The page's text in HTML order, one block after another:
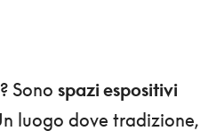
Sono spazi espositivi
luogo dove tradizione,